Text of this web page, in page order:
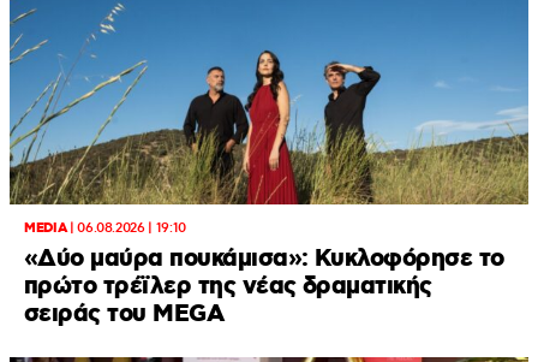
MEDIA|06.08.2026 | 19:10
«Δύο μαύρα πουκάμισα»: Κυκλοφόρησε το
πρώτο τρέϊλερ της νέας δραματικής
σειράς του MEGA